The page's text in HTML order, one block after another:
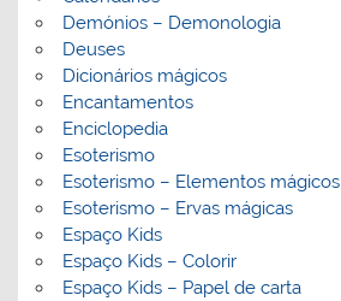
Demónios – Demonologia
Deuses
Dicionários mágicos
Encantamentos
Enciclopedia
Esoterismo
Esoterismo – Elementos mágicos
Esoterismo – Ervas mágicas
Espaço Kids
Espaço Kids – Colorir
Espaço Kids – Papel de carta